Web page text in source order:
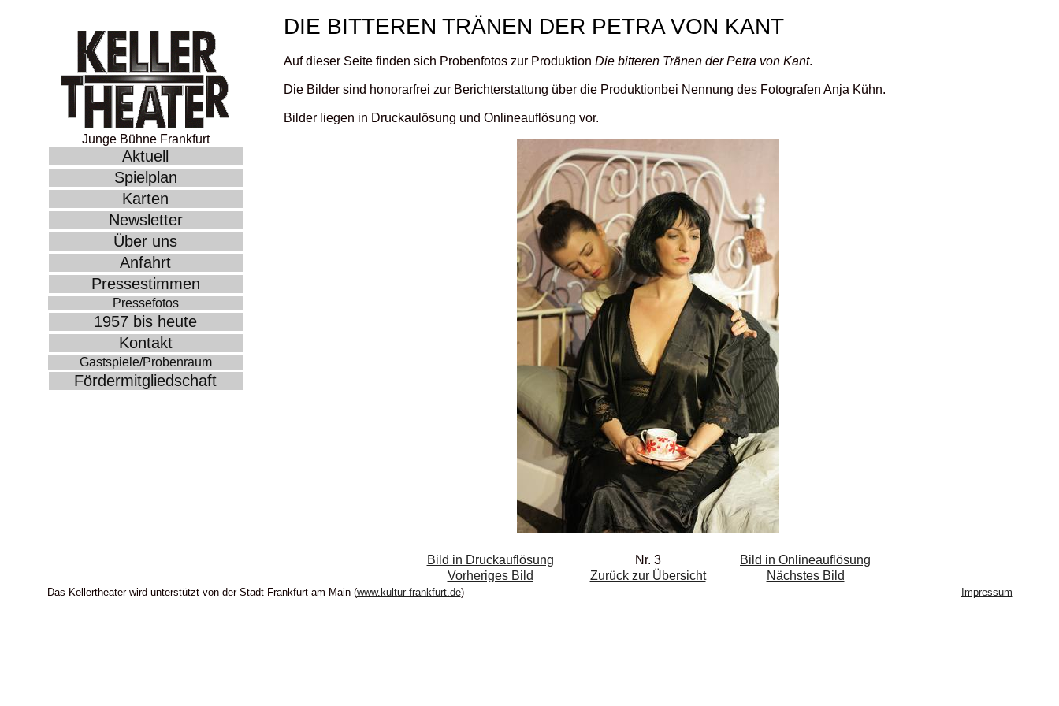
Junge Bühne Frankfurt
Aktuell
Spielplan
Karten
Newsletter
Über uns
Anfahrt
Pressestimmen
Pressefotos
1957 bis heute
Kontakt
Gastspiele/Probenraum
Fördermitgliedschaft
DIE BITTEREN TRÄNEN DER PETRA VON KANT
Auf dieser Seite finden sich Probenfotos zur Produktion Die bitteren Tränen der Petra von Kant.
Die Bilder sind honorarfrei zur Berichterstattung über die Produktionbei Nennung des Fotografen Anja Kühn.
Bilder liegen in Druckaulösung und Onlineauflösung vor.
Bild in Druckauflösung Nr. 3
Bild in Onlineauflösung
Vorheriges Bild
Zurück zur Übersicht Nächstes Bild
Das Kellertheater wird unterstützt von der Stadt Frankfurt am Main (www.kultur-frankfurt.de) Impressum